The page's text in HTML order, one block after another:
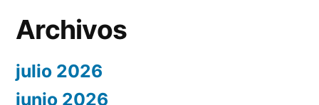
Archivos
julio 2026
junio 2026